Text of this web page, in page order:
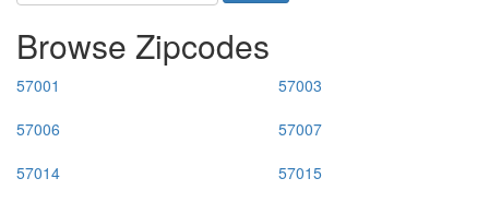
Browse Zipcodes
57001
57003
57006
57007
57014
57015